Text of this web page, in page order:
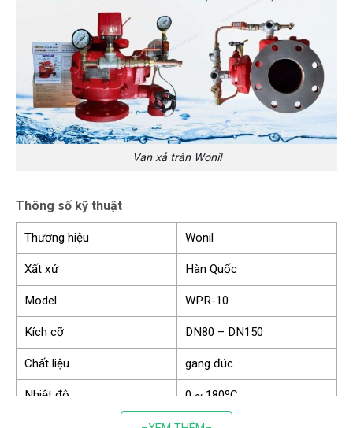
Van xả tràn Wonil
Thông số kỹ thuật
Thương hiệu Wonil
Xất xứ Hàn Quốc
Model WPR-10
Kích cỡ DN80 – DN150
Chất liệu gang đúc
Nhiệt độ 0 ~ 180ºC